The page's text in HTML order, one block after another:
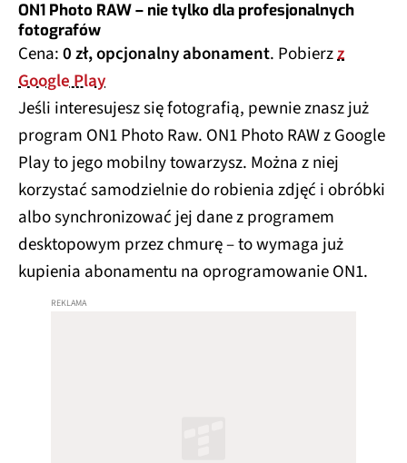
ON1 Photo RAW – nie tylko dla profesjonalnych
fotografów
Cena:0 zł, opcjonalny abonament. Pobierzz
Google Play
Jeśli interesujesz się fotografią, pewnie znasz już
program ON1 Photo Raw. ON1 Photo RAW z Google
Play to jego mobilny towarzysz. Można z niej
korzystać samodzielnie do robienia zdjęć i obróbki
albo synchronizować jej dane z programem
desktopowym przez chmurę – to wymaga już
kupienia abonamentu na oprogramowanie ON1.